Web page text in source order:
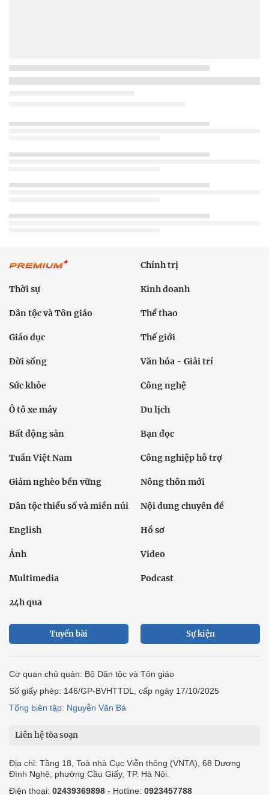
Chính trị
Thời sự Kinh doanh
Dân tộc và Tôn giáo Thể thao
Giáo dục Thế giới
Đời sống Văn hóa - Giải trí
Sức khỏe Công nghệ
Ô tô xe máy Du lịch
Bất động sản Bạn đọc
Tuần Việt Nam Công nghiệp hỗ trợ
Giảm nghèo bền vững Nông thôn mới
Dân tộc thiểu số và miền núi Nội dung chuyên đề
English Hồ sơ
Ảnh Video
Multimedia Podcast
24h qua
Tuyến bài Sự kiện
Cơ quan chủ quản: Bộ Dân tộc và Tôn giáo
Số giấy phép: 146/GP-BVHTTDL, cấp ngày 17/10/2025
Tổng biên tập: Nguyễn Văn Bá
Liên hệ tòa soạn
Địa chỉ: Tầng 18, Toà nhà Cục Viễn thông (VNTA), 68 Dương
Đình Nghệ, phường Cầu Giấy, TP. Hà Nội.
Điện thoại: 02439369898 - Hotline: 0923457788